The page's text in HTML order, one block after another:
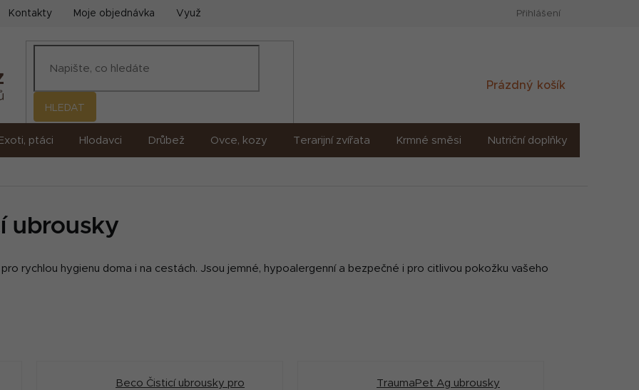
Kontakty Moje objednávka Využití umělé inteligence (AI) Přihlášení
HLEDAT
Nákupní
Prázdný košík
Exoti, ptáci Hlodavci Drůbež Ovce, kozy Terarijní zvířata Krmné směsi Nutriční doplňky
ubrousky
rychlou hygienu doma i na cestách. Jsou jemné, hypoalergenní a bezpečné i pro citlivou pokožku vašeho
Beco Čisticí ubrousky pro
TraumaPet Ag ubrousky